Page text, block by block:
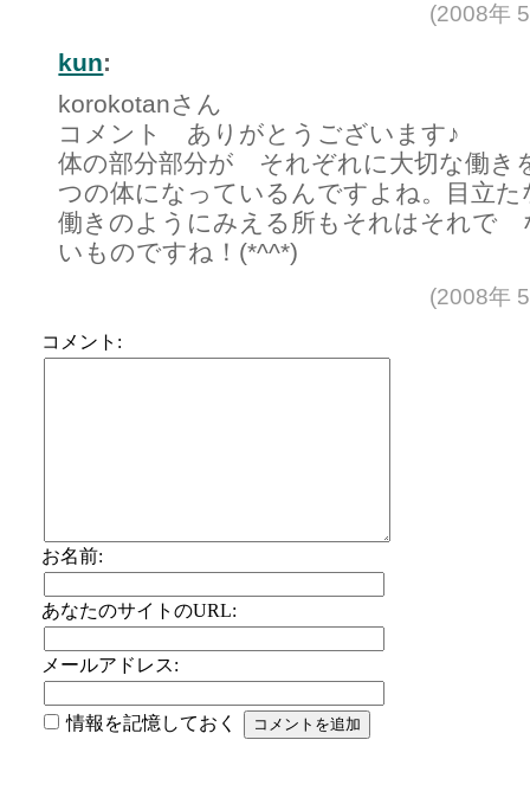
(2008年
kun:
korokotanさん
コメント ありがとうございます♪
体の部分部分が それぞれに大切な働
つの体になっているんですよね。目立
働きのようにみえる所もそれはそれで
いものですね！(*^^*)
(2008年
コメント:
お名前:
あなたのサイトのURL:
メールアドレス:
情報を記憶しておく